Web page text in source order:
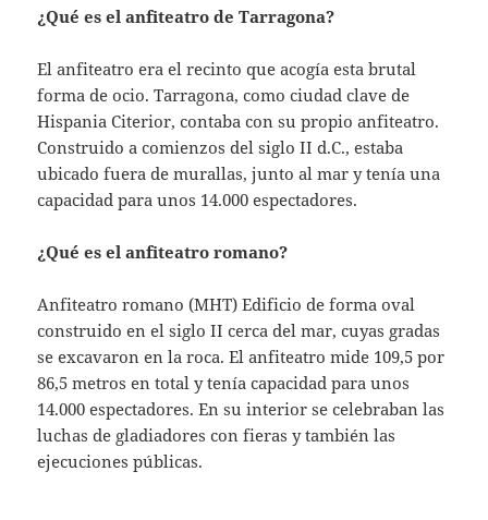
¿Qué es el anfiteatro de Tarragona?
El anfiteatro era el recinto que acogía esta brutal
forma de ocio. Tarragona, como ciudad clave de
Hispania Citerior, contaba con su propio anfiteatro.
Construido a comienzos del siglo II d.C., estaba
ubicado fuera de murallas, junto al mar y tenía una
capacidad para unos 14.000 espectadores.
¿Qué es el anfiteatro romano?
Anfiteatro romano (MHT) Edificio de forma oval
construido en el siglo II cerca del mar, cuyas gradas
se excavaron en la roca. El anfiteatro mide 109,5 por
86,5 metros en total y tenía capacidad para unos
14.000 espectadores. En su interior se celebraban las
luchas de gladiadores con fieras y también las
ejecuciones públicas.